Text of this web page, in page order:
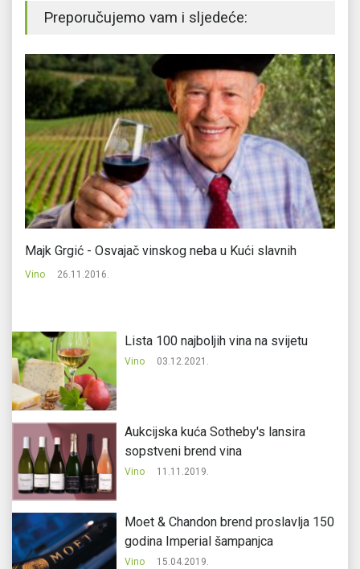
Preporučujemo vam i sljedeće:
Majk Grgić - Osvajač vinskog neba u Kući slavnih
Vino 26.11.2016.
Lista 100 najboljih vina na svijetu
Vino 03.12.2021.
Aukcijska kuća Sotheby's lansira
sopstveni brend vina
Vino 11.11.2019.
Moet & Chandon brend proslavlja 150
godina Imperial šampanjca
Vino 15.04.2019.